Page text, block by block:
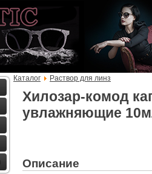
Каталог Раствор для линз
Хилозар-комод
увлажняющие
Описание